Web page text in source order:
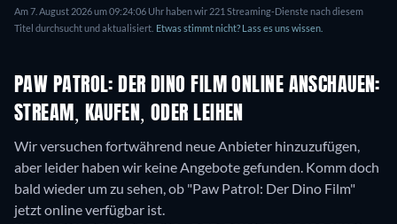
Am 7. August 2026 um 09:24:06 Uhr haben wir 221 Streaming-Dienste nach diesem
Titel durchsucht und aktualisiert. Etwas stimmt nicht? Lass es uns wissen.
PAW PATROL: DER DINO FILM ONLINE ANSCHAUEN:
STREAM, KAUFEN, ODER LEIHEN
Wir versuchen fortwährend neue Anbieter hinzuzufügen,
aber leider haben wir keine Angebote gefunden. Komm doch
bald wieder um zu sehen, ob "Paw Patrol: Der Dino Film"
jetzt online verfügbar ist.